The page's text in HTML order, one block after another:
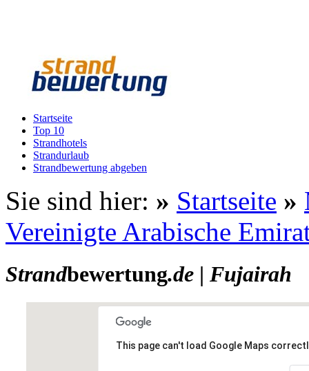
Startseite
Top 10
Strandhotels
Strandurlaub
Strandbewertung abgeben
Sie sind hier: » Startseite »
Vereinigte Arabische
Strandbewertung.de | Fujairah
This page can't load Google Maps